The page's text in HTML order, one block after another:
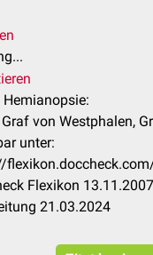
Graf von Westphalen,
unter:
Flexikon
21.03.2024